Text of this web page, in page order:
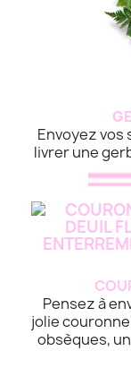
Envoyez vos
livrer une
Pensez à
jolie
obsèques,